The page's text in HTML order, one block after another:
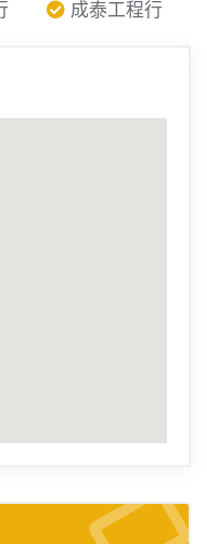
成泰工程行